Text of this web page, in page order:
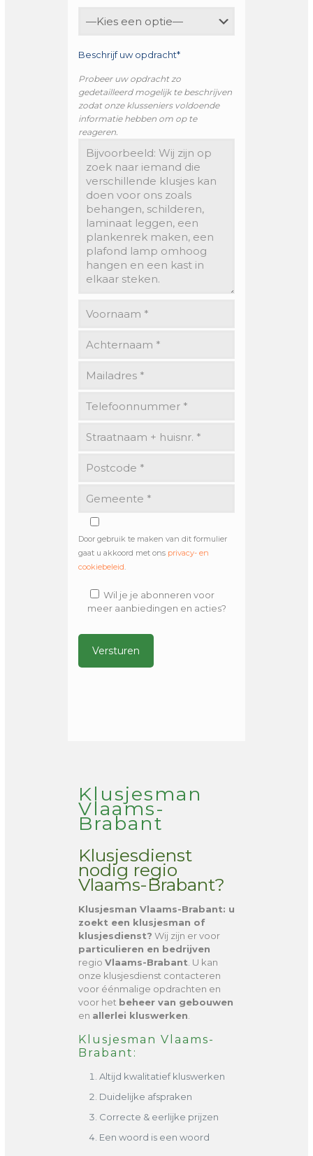
Beschrijf uw opdracht*
Probeer uw opdracht zo
gedetailleerd mogelijk te beschrijven
zodat onze klusseniers voldoende
informatie hebben om op te
reageren.
Door gebruik te maken van dit formulier
gaat u akkoord met ons privacy- en
cookiebeleid.
Wil je je abonneren voor
meer aanbiedingen en acties?
Klusjesman
Vlaams-
Brabant
Klusjesdienst
nodig regio
Vlaams-Brabant?
Klusjesman Vlaams-Brabant: u
zoekt een klusjesman of
klusjesdienst? Wij zijn er voor
particulieren en bedrijven
regio Vlaams-Brabant . U kan
onze klusjesdienst contacteren
voor éénmalige opdrachten en
voor het beheer van gebouwen
en allerlei kluswerken
Klusjesman Vlaams-
Brabant:
Altijd kwalitatief kluswerken
Duidelijke afspraken
Correcte & eerlijke prijzen
Een woord is een woord